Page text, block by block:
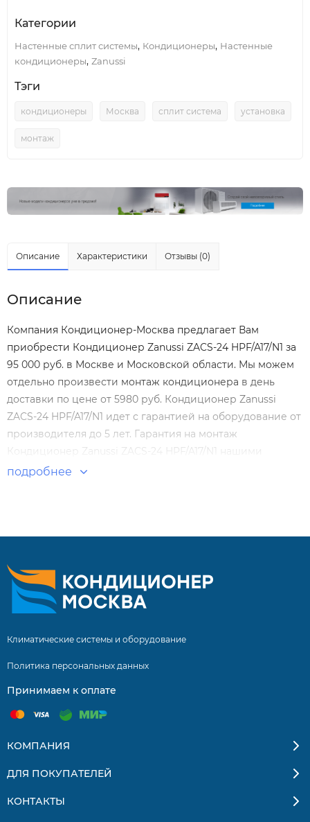
Категории
Настенные сплит системы, Кондиционеры, Настенные
кондиционеры, Zanussi
Тэги
кондиционеры Москва сплит система установка
монтаж
Описание Характеристики Отзывы (0)
Описание
Компания Кондиционер-Москва предлагает Вам
приобрести Кондиционер Zanussi ZACS-24 HPF/A17/N1 за
95 000 руб. в Москве и Московской области. Мы можем
отдельно произвести монтаж кондиционера в день
доставки по цене от 5980 руб. Кондиционер Zanussi
ZACS-24 HPF/A17/N1 идет с гарантией на оборудование от
производителя до 5 лет. Гарантия на монтаж
Кондиционер Zanussi ZACS-24 HPF/A17/N1 нашими
специалистами составляет 5 лет! Настенные сплит-
подробнее
Климатические системы и оборудование
Политика персональных данных
Принимаем к оплате
КОМПАНИЯ
ДЛЯ ПОКУПАТЕЛЕЙ
КОНТАКТЫ